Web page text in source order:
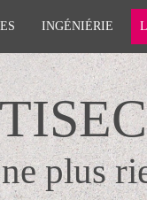
INGÉNIÉRIE
plus